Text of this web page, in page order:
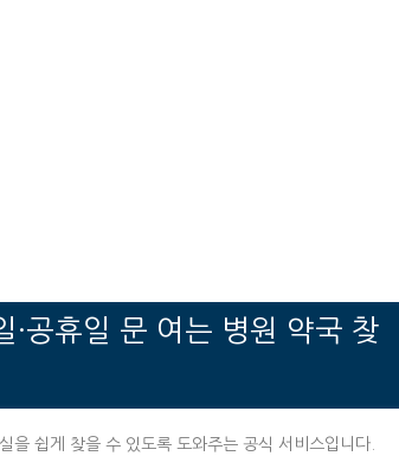
·공휴일 문 여는 병원 약국 찾
쉽게 찾을 수 있도록 도와주는 공식 서비스입니다.